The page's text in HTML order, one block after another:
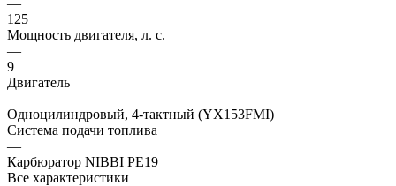
125
Мощность двигателя, л. с.
—
9
Двигатель
—
Одноцилиндровый, 4-тактный (YX153FMI)
Система подачи топлива
—
Карбюратор NIBBI PE19
Все характеристики